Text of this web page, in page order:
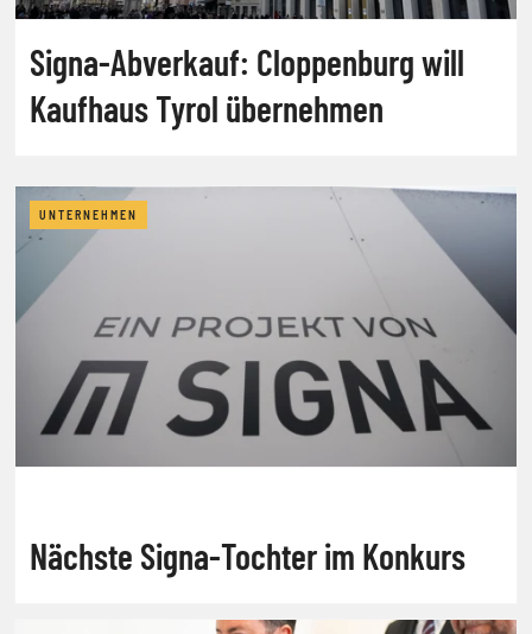
Signa-Abverkauf: Cloppenburg will
Kaufhaus Tyrol übernehmen
UNTERNEHMEN
Nächste Signa-Tochter im Konkurs